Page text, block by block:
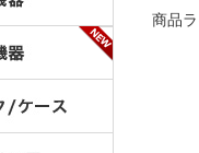
商品